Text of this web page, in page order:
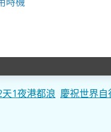
1夜港都浪 慶祝世界